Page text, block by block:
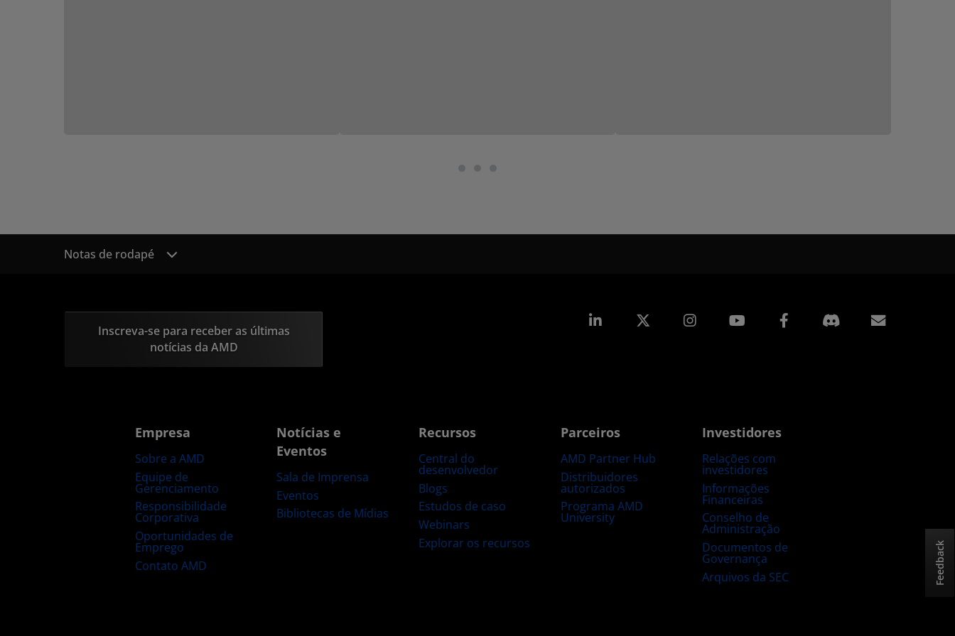
Notas de rodapé
Feedback
Inscreva-se para receber as últimas
notícias da AMD
Linkedin Instagram Facebook
Empresa
Sobre a AMD
Equipe de
Gerenciamento
Responsibilidade
Corporativa
Oportunidades de
Emprego
Contato AMD
Notícias e
Eventos
Sala de Imprensa
Eventos
Bibliotecas de Mídias
Recursos
Central do
desenvolvedor
Blogs
Estudos de caso
Webinars
Explorar os recursos
Parceiros
AMD Partner Hub
Distribuidores
autorizados
Programa AMD
University
Investidores
Relações com
investidores
Informações
Financeiras
Conselho de
Administração
Documentos de
Governança
Arquivos da SEC